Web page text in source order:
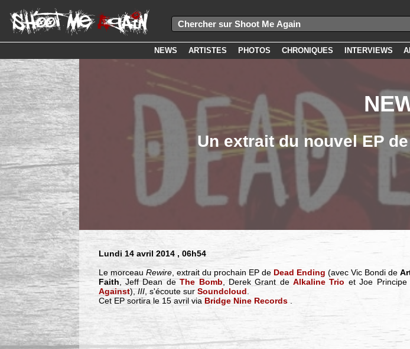
NEWS ARTISTES PHOTOS CHRONIQUES INTERVIEWS
Un extrait du nouvel EP
Lundi 14 avril 2014 , 06h54
Le morceau Rewire, extrait du prochain EP de Dead Ending (avec Vic Bondi de
Faith, Jeff Dean deThe Bomb, Derek Grant deAlkaline Trio et Joe Principe
Against),III, s'écoute sur Soundcloud.
Cet EP sortira le 15 avril via Bridge Nine Records.